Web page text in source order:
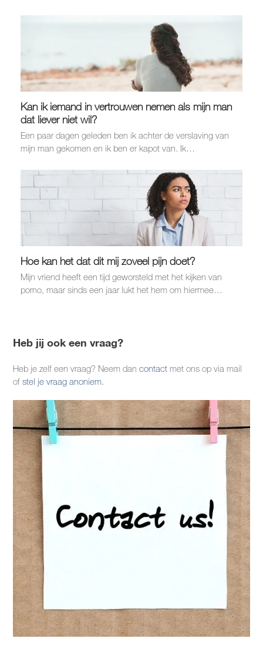
Kan ik iemand in vertrouwen nemen als mijn man
dat liever niet wil?
Een paar dagen geleden ben ik achter de verslaving van
mijn man gekomen en ik ben er kapot van. Ik…
Hoe kan het dat dit mij zoveel pijn doet?
Mijn vriend heeft een tijd geworsteld met het kijken van
porno, maar sinds een jaar lukt het hem om hiermee…
Heb jij ook een vraag?
Heb je zelf een vraag? Neem dancontact met ons op via mail
ofstel je vraag anoniem.